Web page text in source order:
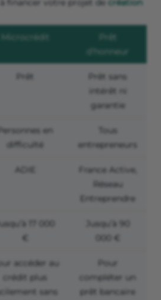
à financer votre projet de création
Microcrédit
Prêt
d’honneur
Prêt
Prêt sans
intérêt ni
garantie
Personnes en
difficulté
Tous
entrepreneurs
ADIE
France Active,
Réseau
Entreprendre
Jusqu’à 17 000
€
Jusqu’à 90
000 €
accéder au
crédit plus
sans
Pour
compléter un
prêt bancaire